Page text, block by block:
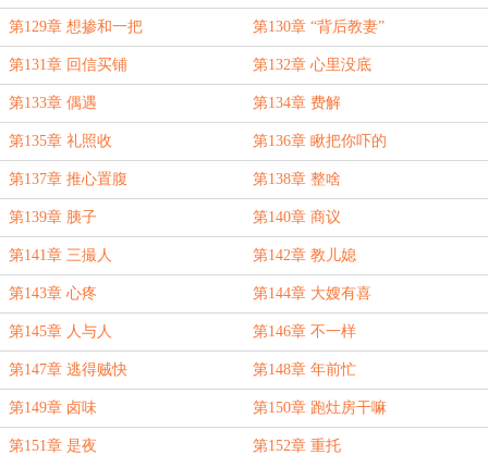
第129章 想掺和一把 第130章 “背后教妻”
第131章 回信买铺 第132章 心里没底
第133章 偶遇 第134章 费解
第135章 礼照收 第136章 瞅把你吓的
第137章 推心置腹 第138章 整啥
第139章 胰子 第140章 商议
第141章 三撮人 第142章 教儿媳
第143章 心疼 第144章 大嫂有喜
第145章 人与人 第146章 不一样
第147章 逃得贼快 第148章 年前忙
第149章 卤味 第150章 跑灶房干嘛
第151章 是夜 第152章 重托